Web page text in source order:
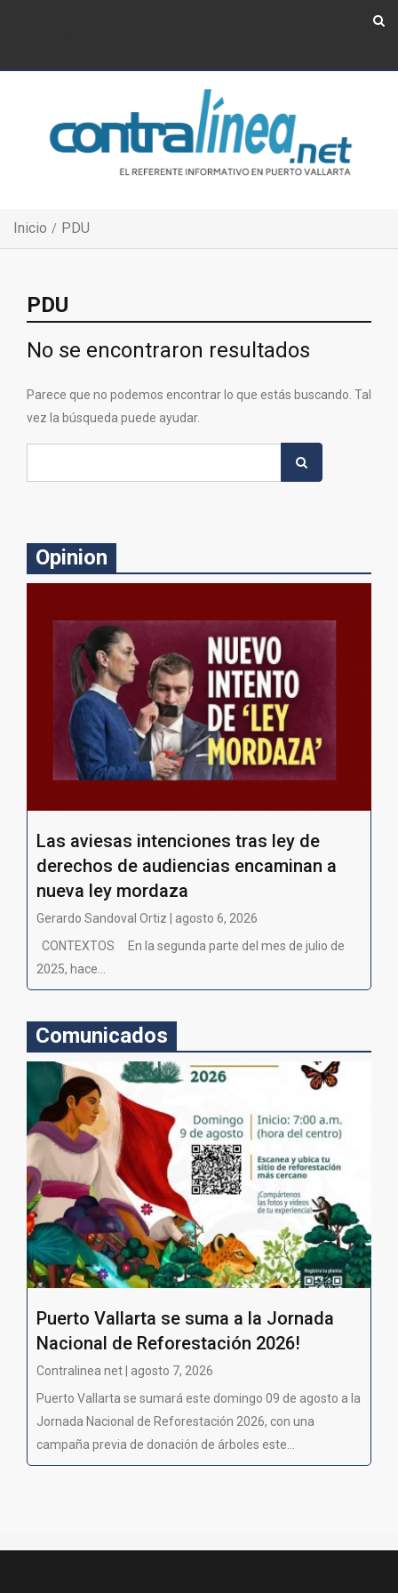
Inicio PDU
PDU
No se encontraron resultados
Parece que no podemos encontrar lo que estás buscando. Tal
vez la búsqueda puede ayudar.
Opinion
Las aviesas intenciones tras ley de
derechos de audiencias encaminan a
nueva ley mordaza
Gerardo Sandoval Ortiz | agosto 6, 2026
CONTEXTOS En la segunda parte del mes de julio de
2025, hace...
Comunicados
Puerto Vallarta se suma a la Jornada
Nacional de Reforestación 2026!
Contralinea net | agosto 7, 2026
Puerto Vallarta se sumará este domingo 09 de agosto a la
Jornada Nacional de Reforestación 2026, con una
campaña previa de donación de árboles este...